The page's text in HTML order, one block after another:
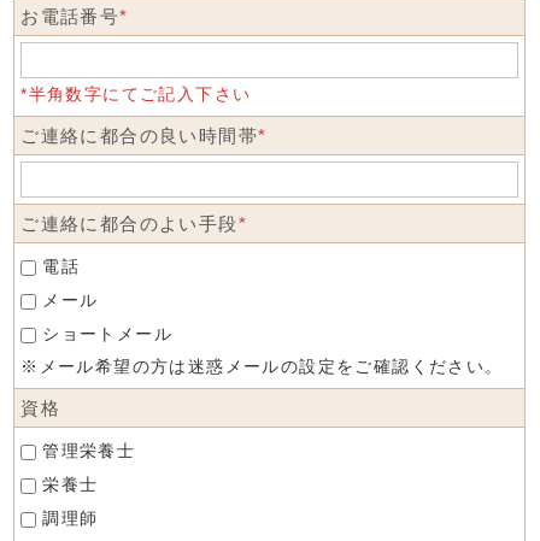
お電話番号*
*半角数字にてご記入下さい
ご連絡に都合の良い時間帯*
ご連絡に都合のよい手段*
電話
メール
ショートメール
※メール希望の方は迷惑メールの設定をご確認ください。
資格
管理栄養士
栄養士
調理師